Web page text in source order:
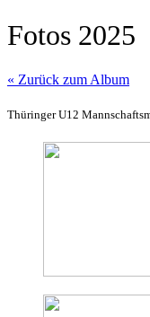
Fotos 2025
« Zurück zum Album
Thüringer U12